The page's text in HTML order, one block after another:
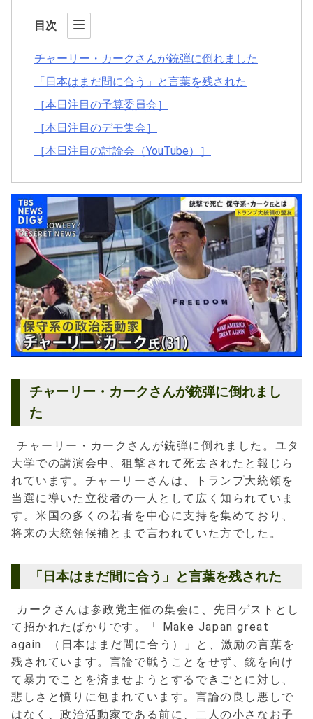
目次
チャーリー・カークさんが銃弾に倒れました
「日本はまだ間に合う」と言葉を残された
［本日注目の予算委員会］
［本日注目のデモ集会］
［本日注目の討論会（YouTube）］
チャーリー・カークさんが銃弾に倒れまし
た
チャーリー・カークさんが銃弾に倒れました。ユタ
大学での講演会中、狙撃されて死去されたと報じら
れています。チャーリーさんは、トランプ大統領を
当選に導いた立役者の一人として広く知られていま
す。米国の多くの若者を中心に支持を集めており、
将来の大統領候補とまで言われていた方でした。
「日本はまだ間に合う」と言葉を残された
カークさんは参政党主催の集会に、先日ゲストとし
て招かれたばかりです。「 Make Japan great
again. （日本はまだ間に合う）」と、激励の言葉を
残されています。言論で戦うことをせず、銃を向け
て暴力でことを済ませようとするできごとに対し、
悲しさと憤りに包まれています。言論の良し悪しで
はなく、政治活動家である前に、二人の小さなお子